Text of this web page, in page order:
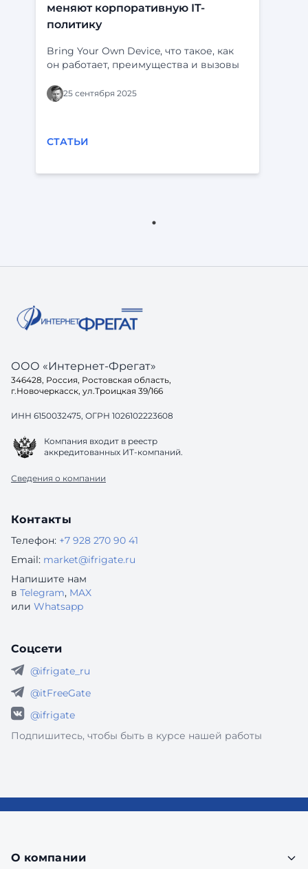
меняют корпоративную IT-
политику
Bring Your Own Device, что такое, как
он работает, преимущества и вызовы
25 сентября 2025
СТАТЬИ
ООО «Интернет-Фрегат»
346428, Россия, Ростовская область,
г.Новочеркасск, ул.Троицкая 39/166
ИНН 6150032475, ОГРН 1026102223608
Компания входит в реестр
аккредитованных ИТ-компаний.
Сведения о компании
Контакты
Телефон: +7 928 270 90 41
Email: market@ifrigate.ru
Напишите нам
в Telegram, MAX
или Whatsapp
Соцсети
@ifrigate_ru
@itFreeGate
@ifrigate
Подпишитесь, чтобы быть в курсе нашей работы
О компании